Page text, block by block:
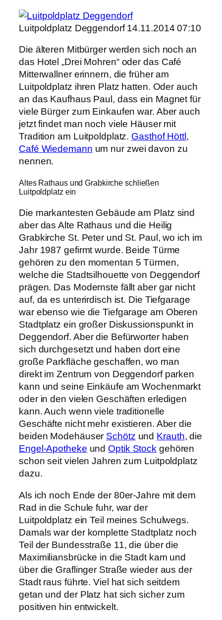
Luitpoldplatz Deggendorf 14.11.2014 07:10
Die älteren Mitbürger werden sich noch an
das Hotel „Drei Mohren“ oder das Café
Mitterwallner erinnern, die früher am
Luitpoldplatz ihren Platz hatten. Oder auch
an das Kaufhaus Paul, dass ein Magnet für
viele Bürger zum Einkaufen war. Aber auch
jetzt findet man noch viele Häuser mit
Tradition am Luitpoldplatz. Gasthof Höttl ,
Café Wiedemann um nur zwei davon zu
nennen.
Altes Rathaus und Grabkirche schließen
Luitpoldplatz ein
Die markantesten Gebäude am Platz sind
aber das Alte Rathaus und die Heilig
Grabkirche St. Peter und St. Paul, wo ich im
Jahr 1987 gefirmt wurde. Beide Türme
gehören zu den momentan 5 Türmen,
welche die Stadtsilhouette von Deggendorf
prägen. Das Modernste fällt aber gar nicht
auf, da es unterirdisch ist. Die Tiefgarage
war ebenso wie die Tiefgarage am Oberen
Stadtplatz ein großer Diskussionspunkt in
Deggendorf. Aber die Befürworter haben
sich durchgesetzt und haben dort eine
große Parkfläche geschaffen, wo man
direkt im Zentrum von Deggendorf parken
kann und seine Einkäufe am Wochenmarkt
oder in den vielen Geschäften erledigen
kann. Auch wenn viele traditionelle
Geschäfte nicht mehr existieren. Aber die
beiden Modehäuser Schötz und Krauth, die
Engel-Apotheke und Optik Stock gehören
schon seit vielen Jahren zum Luitpoldplatz
dazu.
Als ich noch Ende der 80er-Jahre mit dem
Rad in die Schule fuhr, war der
Luitpoldplatz ein Teil meines Schulwegs.
Damals war der komplette Stadtplatz noch
Teil der Bundesstraße 11, die über die
Maximiliansbrücke in die Stadt kam und
über die Graflinger Straße wieder aus der
Stadt raus führte. Viel hat sich seitdem
getan und der Platz hat sich sicher zum
positiven hin entwickelt.